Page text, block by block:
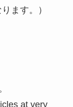
ます。）
at very